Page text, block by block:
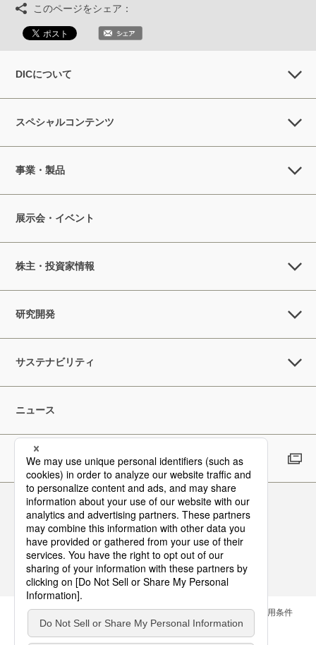
このページをシェア：
DICについて
スペシャルコンテンツ
事業・製品
展示会・イベント
株主・投資家情報
研究開発
サステナビリティ
ニュース
採用情報
Follow Us
お問い合わせ サイトマップ メールマガジン
ご利用条件
個人情報保護方針